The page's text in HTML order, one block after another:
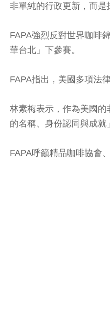
非單純的行政更新，而是
FAPA強烈反對世界咖啡
華台北」下參賽。
FAPA指出，美國多項法
林素梅表示，作為美國
的名稱、身份認同與成就
FAPA呼籲精品咖啡協會